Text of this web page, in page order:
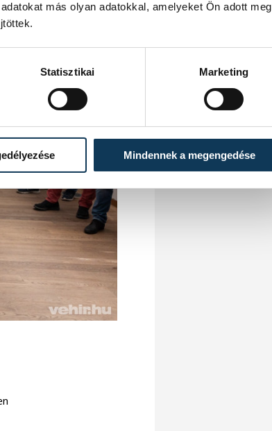
más olyan adatokkal, amelyeket Ön adott meg
Statisztikai Marketing
Mindennek a megengedése